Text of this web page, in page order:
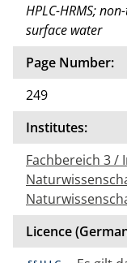
HPLC-HRMS;
surface water
Page Number:
249
Institutes:
Fachbereich 3
Licence